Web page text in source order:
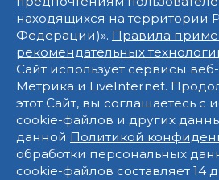
находящихся на территории
Федерации)». Правила
рекомендательных
Сайт использует сервисы
Метрика и LiveInternet.
этот Сайт, вы соглашаетесь с
cookie-файлов и других
данной Политикой
обработки персональных
cookie-файлов составляет 14